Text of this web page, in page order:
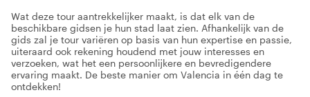
Wat deze tour aantrekkelijker maakt, is dat elk van de
beschikbare gidsen je hun stad laat zien. Afhankelijk van de
gids zal je tour variëren op basis van hun expertise en passie,
uiteraard ook rekening houdend met jouw interesses en
verzoeken, wat het een persoonlijkere en bevredigendere
ervaring maakt. De beste manier om Valencia in één dag te
ontdekken!